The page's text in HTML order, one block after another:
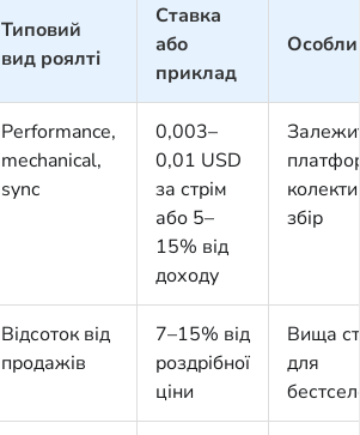
Типовий
вид роялті
Ставка
або
приклад
Performance,
mechanical,
sync
0,003–
0,01 USD
за стрім
або 5–
15% від
доходу
збір
Відсоток від
продажів
7–15% від
роздрібної
ціни
Вища
для